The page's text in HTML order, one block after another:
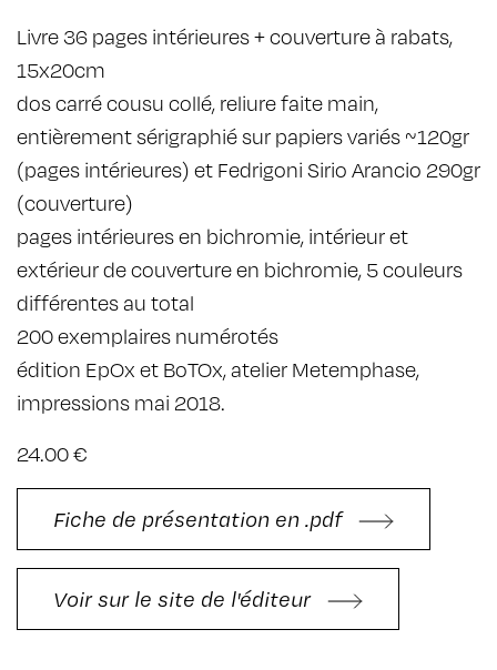
Livre 36 pages intérieures + couverture à rabats,
15x20cm
dos carré cousu collé, reliure faite main,
entièrement sérigraphié sur papiers variés ~120gr
(pages intérieures) et Fedrigoni Sirio Arancio 290gr
(couverture)
pages intérieures en bichromie, intérieur et
extérieur de couverture en bichromie, 5 couleurs
différentes au total
200 exemplaires numérotés
édition EpOx et BoTOx, atelier Metemphase,
impressions mai 2018.
24.00 €
Fiche de présentation en .pdf
Voir sur le site de l'éditeur